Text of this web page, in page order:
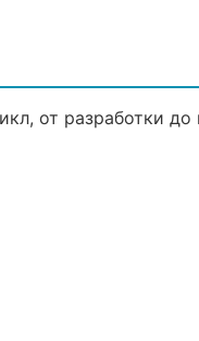
от разработки